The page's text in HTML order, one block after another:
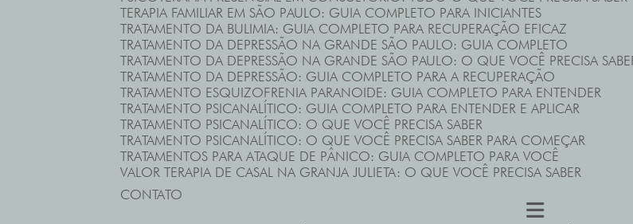
TERAPIA FAMILIAR EM SÃO PAULO: GUIA COMPLETO PARA INICIANTES
TRATAMENTO DA BULIMIA: GUIA COMPLETO PARA RECUPERAÇÃO EFICAZ
TRATAMENTO DA DEPRESSÃO NA GRANDE SÃO PAULO: GUIA COMPLETO
TRATAMENTO DA DEPRESSÃO NA GRANDE SÃO PAULO: O QUE VOCÊ PRECISA
TRATAMENTO DA DEPRESSÃO: GUIA COMPLETO PARA A RECUPERAÇÃO
TRATAMENTO ESQUIZOFRENIA PARANOIDE: GUIA COMPLETO PARA ENTENDER
TRATAMENTO PSICANALÍTICO: GUIA COMPLETO PARA ENTENDER E APLICAR
TRATAMENTO PSICANALÍTICO: O QUE VOCÊ PRECISA SABER
TRATAMENTO PSICANALÍTICO: O QUE VOCÊ PRECISA SABER PARA COMEÇAR
TRATAMENTOS PARA ATAQUE DE PÂNICO: GUIA COMPLETO PARA VOCÊ
VALOR TERAPIA DE CASAL NA GRANJA JULIETA: O QUE VOCÊ PRECISA SABER
CONTATO